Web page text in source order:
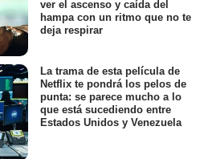
ver el ascenso y caída del
hampa con un ritmo que no te
deja respirar
La trama de esta película de
Netflix te pondrá los pelos de
punta: se parece mucho a lo
que está sucediendo entre
Estados Unidos y Venezuela